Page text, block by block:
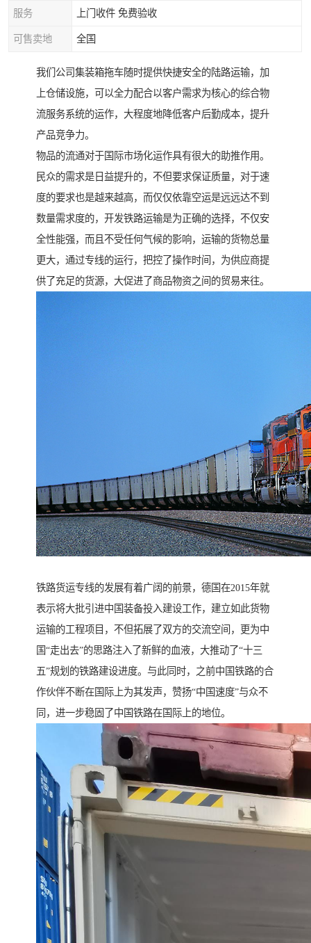
服务 上门收件 免费验收
可售卖地 全国
我们公司集装箱拖车随时提供快捷安全的陆路运输，加
上仓储设施，可以全力配合以客户需求为核心的综合物
流服务系统的运作，大程度地降低客户后勤成本，提升
产品竞争力。
物品的流通对于国际市场化运作具有很大的助推作用。
民众的需求是日益提升的，不但要求保证质量，对于速
度的要求也是越来越高，而仅仅依靠空运是远远达不到
数量需求度的，开发铁路运输是为正确的选择，不仅安
全性能强，而且不受任何气候的影响，运输的货物总量
更大，通过专线的运行，把控了操作时间，为供应商提
供了充足的货源，大促进了商品物资之间的贸易来往。
铁路货运专线的发展有着广阔的前景，德国在2015年就
表示将大批引进中国装备投入建设工作，建立如此货物
运输的工程项目，不但拓展了双方的交流空间，更为中
国“走出去”的思路注入了新鲜的血液，大推动了“十三
五”规划的铁路建设进度。与此同时，之前中国铁路的合
作伙伴不断在国际上为其发声，赞扬“中国速度”与众不
同，进一步稳固了中国铁路在国际上的地位。